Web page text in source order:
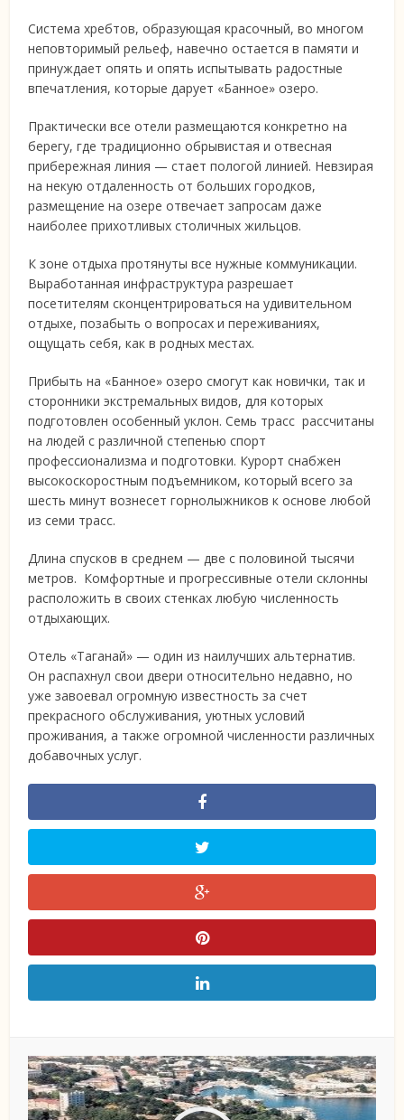
Система хребтов, образующая красочный, во многом
неповторимый рельеф, навечно остается в памяти и
принуждает опять и опять испытывать радостные
впечатления, которые дарует «Банное» озеро.
Практически все отели размещаются конкретно на
берегу, где традиционно обрывистая и отвесная
прибережная линия — стает пологой линией. Невзирая
на некую отдаленность от больших городков,
размещение на озере отвечает запросам даже
наиболее прихотливых столичных жильцов.
К зоне отдыха протянуты все нужные коммуникации.
Выработанная инфраструктура разрешает
посетителям сконцентрироваться на удивительном
отдыхе, позабыть о вопросах и переживаниях,
ощущать себя, как в родных местах.
Прибыть на «Банное» озеро смогут как новички, так и
сторонники экстремальных видов, для которых
подготовлен особенный уклон. Семь трасс рассчитаны
на людей с различной степенью спорт
профессионализма и подготовки. Курорт снабжен
высокоскоростным подъемником, который всего за
шесть минут вознесет горнолыжников к основе любой
из семи трасс.
Длина спусков в среднем — две с половиной тысячи
метров. Комфортные и прогрессивные отели склонны
расположить в своих стенках любую численность
отдыхающих.
Отель «Таганай» — один из наилучших альтернатив.
Он распахнул свои двери относительно недавно, но
уже завоевал огромную известность за счет
прекрасного обслуживания, уютных условий
проживания, а также огромной численности различных
добавочных услуг.